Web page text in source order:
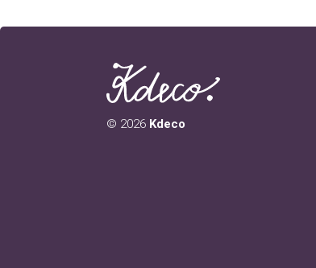
© 2026 Kdeco